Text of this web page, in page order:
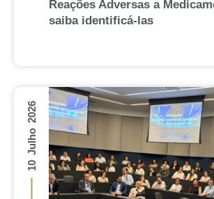
Reações Adversas a
saiba identificá-las
10 Julho 2026